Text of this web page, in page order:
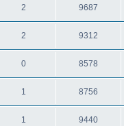
2 9687
2 9312
0 8578
1 8756
1 9440